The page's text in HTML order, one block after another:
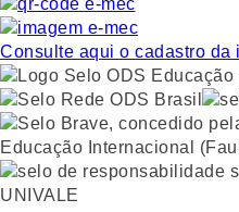
Consulte aqui o cadastro da
UNIVALE